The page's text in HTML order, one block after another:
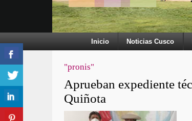
Inicio Noticias Cusco
"pronis"
Aprueban expediente
Quiñota